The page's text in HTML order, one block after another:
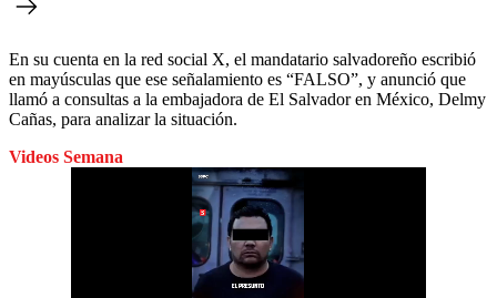
En su cuenta en la red social X, el mandatario salvadoreño escribió
en mayúsculas que ese señalamiento es “FALSO”, y anunció que
llamó a consultas a la embajadora de El Salvador en México, Delmy
Cañas, para analizar la situación.
Videos Semana